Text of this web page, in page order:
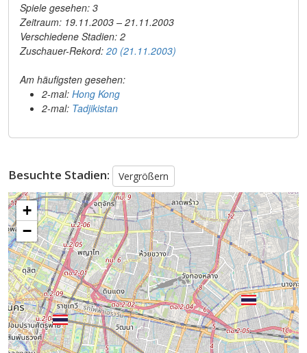
Spiele gesehen: 3
Zeitraum: 19.11.2003 – 21.11.2003
Verschiedene Stadien: 2
Zuschauer-Rekord: 20 (21.11.2003)
Am häufigsten gesehen:
2-mal: Hong Kong
2-mal: Tadjikistan
Besuchte Stadien: Vergrößern
+
−